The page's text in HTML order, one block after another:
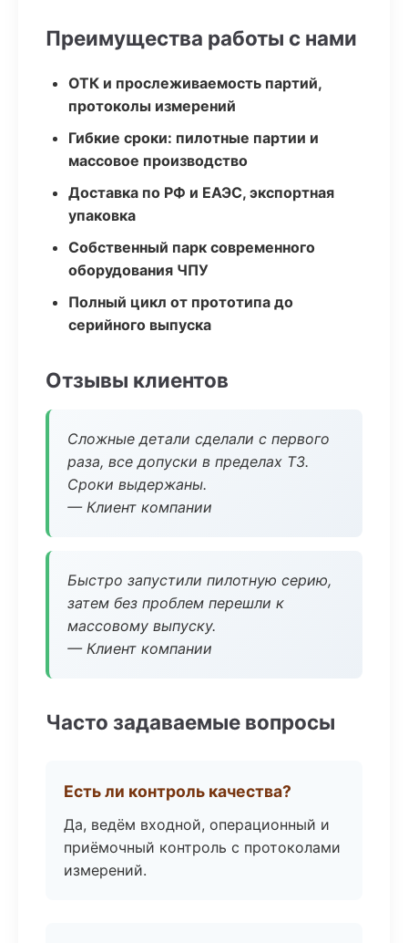
Преимущества работы с нами
ОТК и прослеживаемость партий,
протоколы измерений
Гибкие сроки: пилотные партии и
массовое производство
Доставка по РФ и ЕАЭС, экспортная
упаковка
Собственный парк современного
оборудования ЧПУ
Полный цикл от прототипа до
серийного выпуска
Отзывы клиентов
Сложные детали сделали с первого
раза, все допуски в пределах ТЗ.
Сроки выдержаны.
— Клиент компании
Быстро запустили пилотную серию,
затем без проблем перешли к
массовому выпуску.
— Клиент компании
Часто задаваемые вопросы
Есть ли контроль качества?
Да, ведём входной, операционный и
приёмочный контроль с протоколами
измерений.